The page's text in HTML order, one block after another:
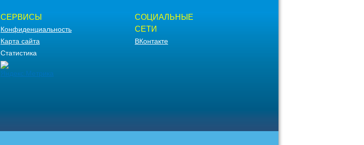
СЕРВИСЫ
Конфиденциальность
Карта сайта
Статистика
СОЦИАЛЬНЫЕ
СЕТИ
ВКонтакте